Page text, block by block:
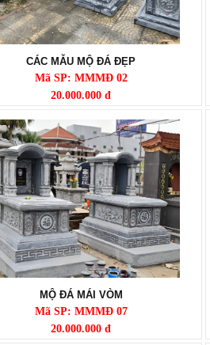
CÁC MẪU MỘ ĐÁ ĐẸP
Mã SP: MMMĐ 02
20.000.000 đ
MỘ ĐÁ MÁI VÒM
Mã SP: MMMĐ 07
20.000.000 đ